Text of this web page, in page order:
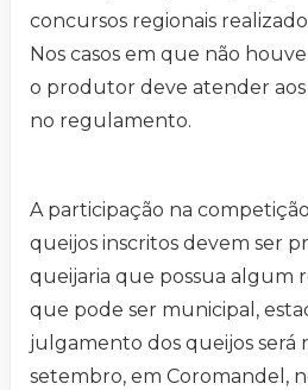
concursos regionais
Nos casos em que não
o produtor deve atender
no regulamento.
A participação na
queijos inscritos devem ser
queijaria que possua algum
que pode ser municipal,
julgamento dos queijos será
setembro, em Coromandel,